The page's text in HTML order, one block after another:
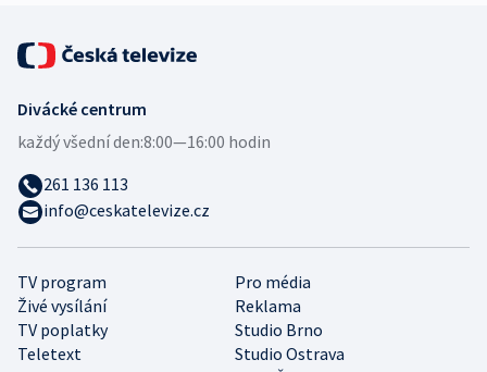
TV program
Pro média
Živé vysílání
Reklama
TV poplatky
Studio Brno
Teletext
Studio Ostrava
Divácké centrum
každý všední den:8:00—16:00 hodin
261 136 113
info@ceskatelevize.cz